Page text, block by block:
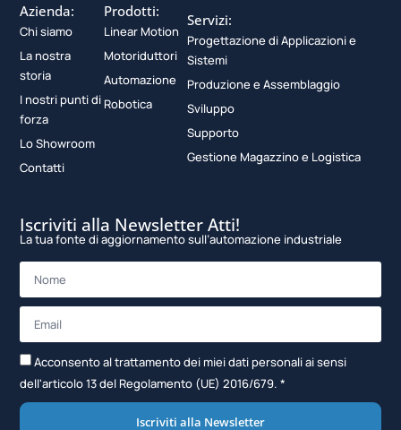
Azienda:
Chi siamo
La nostra
storia
I nostri punti di
forza
Lo Showroom
Contatti
Prodotti:
Linear Motion
Motoriduttori
Automazione
Robotica
Servizi:
Progettazione di Applicazioni e
Sistemi
Produzione e Assemblaggio
Sviluppo
Supporto
Gestione Magazzino e Logistica
Iscriviti alla Newsletter Atti!
La tua fonte di aggiornamento sull’automazione industriale
Acconsento al trattamento dei miei dati personali ai sensi
dell'articolo 13 del Regolamento (UE) 2016/679. *
Iscriviti alla Newsletter